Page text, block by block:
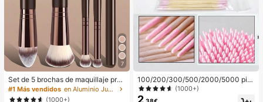
7
Set de 5 brochas de maquillaje prof
esional, brochas de maquillaje port
átiles para viaje, kit de herramienta
#1 Más vendidos
en Aluminio Juegos De Pinceles
(1000+)
100/200/300/500/2000/5000 pie
zas/20 piezas Palitos aplicadores d
e esmalte de uñas de doble extrem
(1000+)